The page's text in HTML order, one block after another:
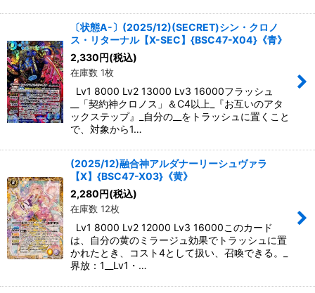
〔状態A-〕(2025/12)(SECRET)シン・クロノ
ス・リターナル【X-SEC】{BSC47-X04}《青》
2,330円(税込)
在庫数 1枚
Lv1 8000 Lv2 13000 Lv3 16000フラッシュ
__「契約神クロノス」＆C4以上_『お互いのアタ
ックステップ』_自分の__をトラッシュに置くこと
で、対象から1…
(2025/12)融合神アルダナーリーシュヴァラ
【X】{BSC47-X03}《黄》
2,280円(税込)
在庫数 12枚
Lv1 8000 Lv2 12000 Lv3 16000このカード
は、自分の黄のミラージュ効果でトラッシュに置
かれたとき、コスト4として扱い、召喚できる。_
界放：1__Lv1・…